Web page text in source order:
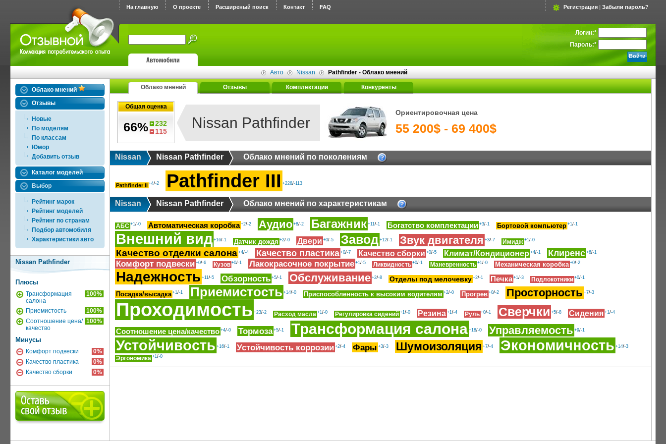
На главную О проекте Расширеный поиск Контакт FAQ Регистрация | Забыли пароль?
Логин:*
Пароль:*
Авто Nissan Pathfinder - Облако мнений
Облако мнений
Отзывы
Новые
По моделям
По классам
Юмор
Добавить отзыв
Каталог моделей
Выбор
Рейтинг марок
Рейтинг моделей
Рейтинг по странам
Подбор автомобиля
Характеристики авто
Nissan Pathfinder
Плюсы
Трансформация
салона
100%
Приемистость
100%
Соотношение цена/
качество
100%
Минусы
Комфорт подвески
0%
Качество пластика
0%
Качество сборки
0%
Облако мнений Отзывы Комплектации Конкуренты
Общая оценка
66%
232
115
Nissan Pathfinder
Ориентировочная цена
55 200$ - 69 400$
Nissan Nissan Pathfinder Облако мнений по поколениям
Pathfinder II +4/-2 Pathfinder III +228/-113
Nissan Nissan Pathfinder Облако мнений по характеристикам
АБС +1/-0 Автоматическая коробка +2/-2 Аудио +8/-2 Багажник +11/-1 Богатство комплектации +3/-1 Бортовой компьютер +1/-1
Внешний вид +16/-1 Датчик дождя +2/-0 Двери +0/-5 Завод +12/-1 Звук двигателя +3/-7 Имидж +1/-0
Качество отделки салона +4/-4 Качество пластика +0/-7 Качество сборки +0/-5 Климат/Кондиционер +4/-1 Клиренс +6/-1
Комфорт подвески +0/-6 Кузов +0/-1 Лакокрасочное покрытие +1/-5 Ликвидность +0/-1 Маневренность +1/-0 Механическая коробка +0/-2
Надежность +11/-5 Обзорность +5/-1 Обслуживание +2/-8 Отделы под мелочевку +2/-1 Печка +1/-3 Подлокотники +0/-1
Посадка/высадка +1/-1 Приемистость +14/-0 Приспособленность к высоким водителям +2/-0 Прогрев +0/-2 Просторность +7/-3
Проходимость +23/-2 Расход масла +1/-0 Регулировка сидений +1/-0 Резина +1/-4 Руль +0/-1 Сверчки +5/-8 Сидения +1/-4
Соотношение цена/качество +4/-0 Тормоза +5/-1 Трансформация салона +18/-0 Управляемость +9/-1
Устойчивость +16/-1 Устойчивость коррозии +2/-4 Фары +3/-3 Шумоизоляция +7/-4 Экономичность +14/-3
Эргономика +1/-0